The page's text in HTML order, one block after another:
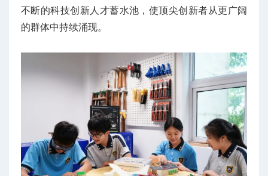
不断的科技创新人才蓄水池，使顶尖创新者从更广阔
的群体中持续涌现。